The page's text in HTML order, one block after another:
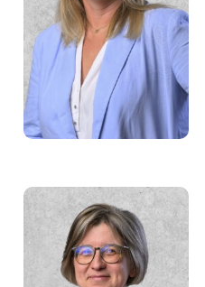
Grażyna Borkowska